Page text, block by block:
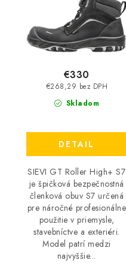
Skladom
€268,29 bez DPH
€330
DETAIL
SIEVI GT Roller High+ S7
je špičková bezpečnostná
členková obuv S7 určená
pre náročné profesionálne
použitie v priemysle,
stavebníctve a exteriéri.
Model patrí medzi
najvyššie...